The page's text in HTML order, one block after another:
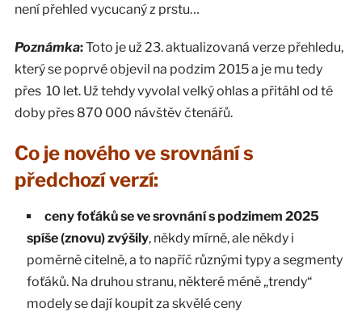
není přehled vycucaný z prstu…
Poznámka:Toto je už 23. aktualizovaná verze přehledu,
který se poprvé objevil na podzim 2015 a je mu tedy
přes 10 let. Už tehdy vyvolal velký ohlas a přitáhl od té
doby přes 870 000 návštěv čtenářů.
Co je nového ve srovnání s
předchozí verzí:
ceny foťáků se ve srovnání s podzimem 2025
spíše (znovu) zvýšily, někdy mírně, ale někdy i
poměrně citelně, a to napříč různými typy a segmenty
foťáků. Na druhou stranu, některé méně „trendy“
modely se dají koupit za skvělé ceny